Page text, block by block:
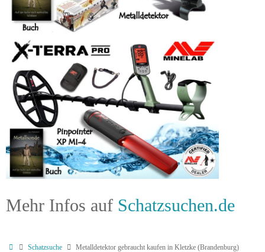
Mehr Infos auf Schatzsuchen.de
Schatzsuche Metalldetektor gebraucht kaufen in Kletzke (Brandenburg)